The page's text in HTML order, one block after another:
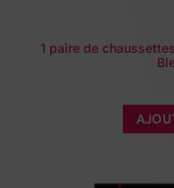
1 paire de